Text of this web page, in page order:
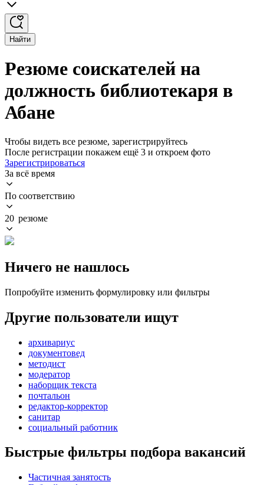
Найти
Резюме соискателей на
должность библиотекаря в
Абане
Чтобы видеть все резюме, зарегистрируйтесь
После регистрации покажем ещё 3 и откроем фото
Зарегистрироваться
За всё время
По соответствию
20 резюме
Ничего не нашлось
Попробуйте изменить формулировку или фильтры
Другие пользователи ищут
архивариус
документовед
методист
модератор
наборщик текста
почтальон
редактор-корректор
санитар
социальный работник
Быстрые фильтры подбора вакансий
Частичная занятость